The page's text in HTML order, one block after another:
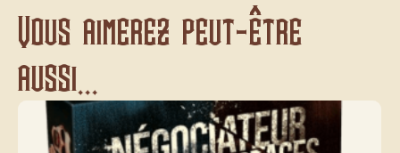
Vous aimerez peut-être
aussi...